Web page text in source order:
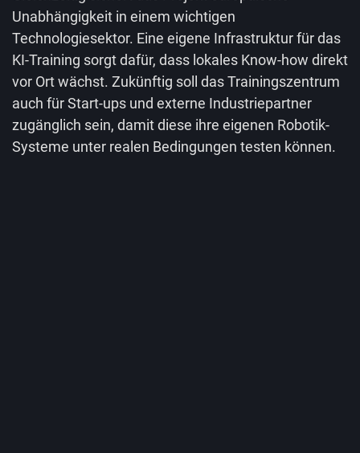
Unabhängigkeit in einem wichtigen
Technologiesektor. Eine eigene Infrastruktur für das
KI-Training sorgt dafür, dass lokales Know-how direkt
vor Ort wächst. Zukünftig soll das Trainingszentrum
auch für Start-ups und externe Industriepartner
zugänglich sein, damit diese ihre eigenen Robotik-
Systeme unter realen Bedingungen testen können.